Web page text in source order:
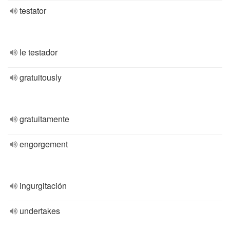
testator
le testador
gratuitously
gratuitamente
engorgement
ingurgitación
undertakes